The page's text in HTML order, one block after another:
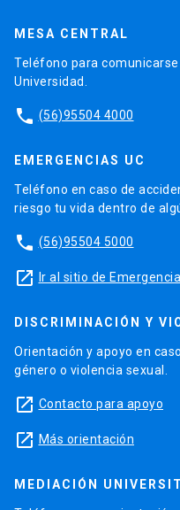
MESA CENTRAL
Teléfono para
Universidad.
phone (56)95504 4000
EMERGENCIAS UC
Teléfono en caso de
riesgo tu vida dentro de
phone (56)95504 5000
launch Ir al sitio de
DISCRIMINACIÓN Y
Orientación y apoyo en
género o violencia sexual.
launch Contacto para apoyo
launch Más orientación
MEDIACIÓN